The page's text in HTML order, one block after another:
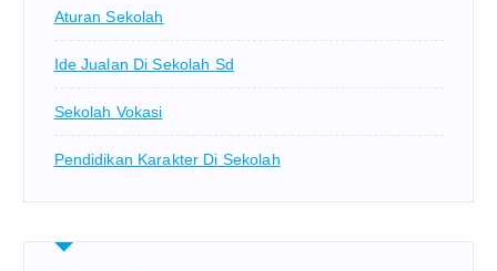
Aturan Sekolah
Ide Jualan Di Sekolah Sd
Sekolah Vokasi
Pendidikan Karakter Di Sekolah